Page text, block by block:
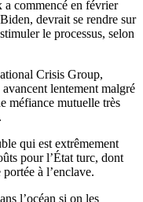
commencé en février
devrait se rendre sur
le processus, selon
Crisis Group,
lentement malgré
méfiance mutuelle très
qui est extrêmement
pour l’État turc, dont
à l’enclave.
l’océan si on les